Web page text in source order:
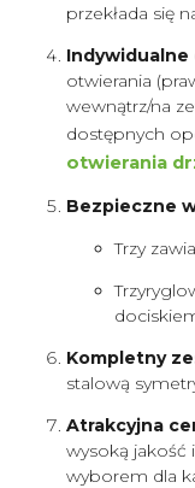
przekłada się
Indywidualne
otwierania
wewnątrz/na
dostępnych
otwierania
Bezpieczne
Trzy
Kompletny
stalową
Atrakcyjna
wysoką jakość
wyborem dla